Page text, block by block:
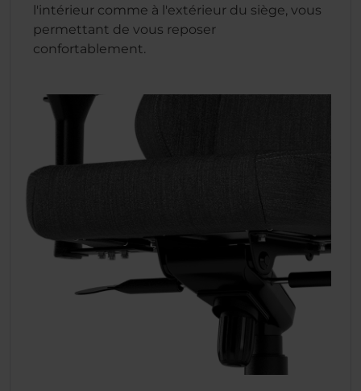
l'intérieur comme à l'extérieur du siège, vous
permettant de vous reposer
confortablement.